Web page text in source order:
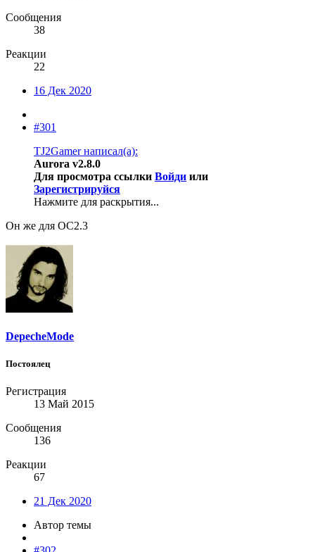
Сообщения
38
Реакции
22
16 Дек 2020
#301
TJ2Gamer написал(а):
Aurora v2.8.0
Для просмотра ссылки Войди или
Зарегистрируйся
Нажмите для раскрытия...
Он же для ОС2.3
DepecheMode
Постоялец
Регистрация
13 Май 2015
Сообщения
136
Реакции
67
21 Дек 2020
Автор темы